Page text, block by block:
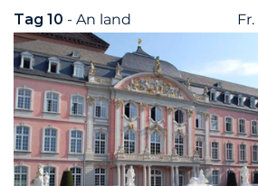
Tag 10 - An land